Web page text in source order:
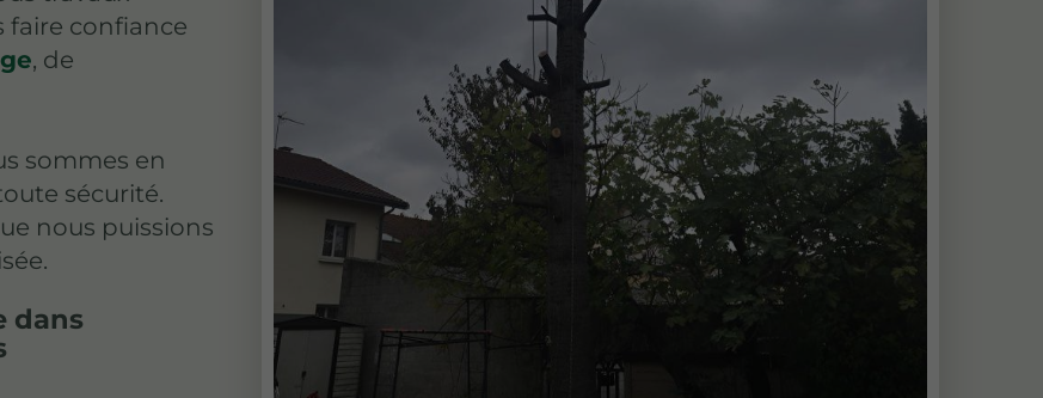
faire confiance
, de
sommes en
sécurité.
nous puissions
dans